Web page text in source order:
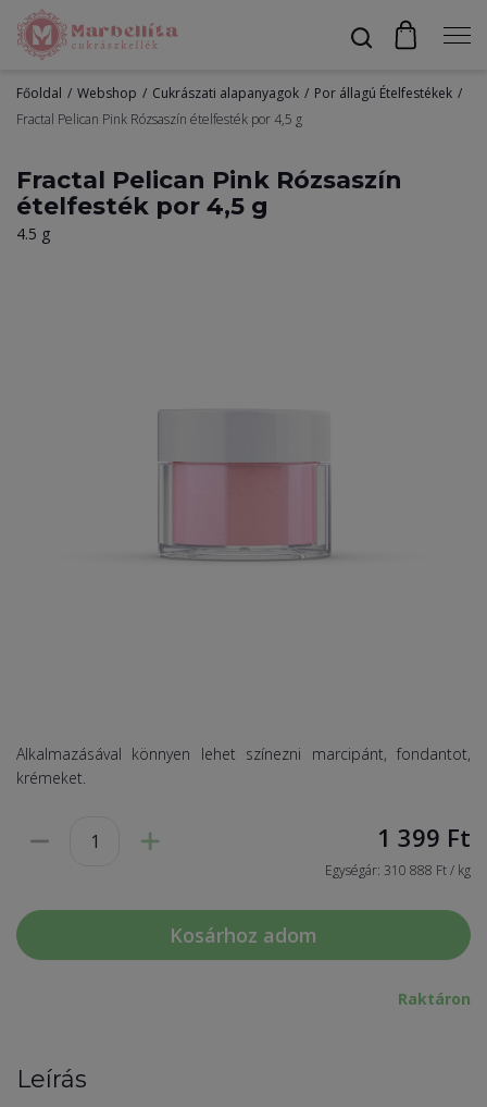
Bevonók
Profil
Főoldal Webshop Cukrászati alapanyagok
Por állagú Ételfestékek
Fractal Pelican Pink Rózsaszín ételfesték por 4,5 g
Fractal Pelican Pink Rózsaszín
ételfesték por 4,5 g
4.5 g
Alkalmazásával könnyen lehet színezni marcipánt, fondantot,
krémeket.
1 399 Ft
Egységár: 310 888 Ft / kg
Kosárhoz adom
Raktáron
Leírás